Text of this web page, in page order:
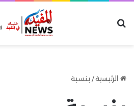
الرئيسية/ بنسبة